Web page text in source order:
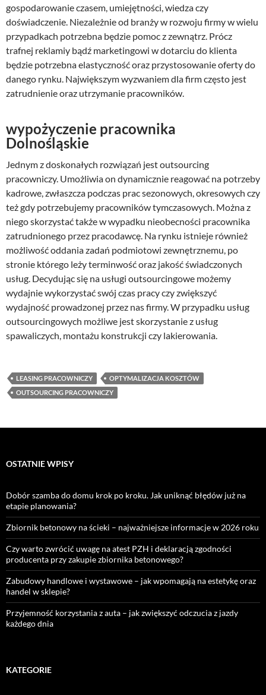
gospodarowanie czasem, umiejętności, wiedza czy
doświadczenie. Niezależnie od branży w rozwoju firmy w wielu
przypadkach potrzebna będzie pomoc z zewnątrz. Prócz
trafnej reklamiy bądź marketingowi w dotarciu do klienta
będzie potrzebna elastyczność oraz przystosowanie oferty do
danego rynku. Największym wyzwaniem dla firm często jest
zatrudnienie oraz utrzymanie pracowników.
wypożyczenie pracownika
Dolnośląskie
Jednym z doskonałych rozwiązań jest outsourcing
pracowniczy. Umożliwia on dynamicznie reagować na potrzeby
kadrowe, zwłaszcza podczas prac sezonowych, okresowych czy
też gdy potrzebujemy pracowników tymczasowych. Można z
niego skorzystać także w wypadku nieobecności pracownika
zatrudnionego przez pracodawcę. Na rynku istnieje również
możliwość oddania zadań podmiotowi zewnętrznemu, po
stronie którego leży terminwość oraz jakość świadczonych
usług. Decydując się na usługi outsourcingowe możemy
wydajnie wykorzystać swój czas pracy czy zwiększyć
wydajność prowadzonej przez nas firmy. W przypadku usług
outsourcingowych możliwe jest skorzystanie z usług
spawaliczych, montażu konstrukcji czy lakierowania.
LEASING PRACOWNICZY
OPTYMALIZACJA KOSZTÓW
OUTSOURCING PRACOWNICZY
OSTATNIE WPISY
Dobór szamba do domu krok po kroku. Jak uniknąć błędów już na
etapie planowania?
Zbiornik betonowy na ścieki – najważniejsze informacje w 2026 roku
Czy warto zwrócić uwagę na atest PZH i deklaracją zgodności
producenta przy zakupie zbiornika betonowego?
Zabudowy handlowe i wystawowe – jak wpomagają na estetykę oraz
handel w sklepie?
Przyjemność korzystania z auta – jak zwiększyć odczucia z jazdy
każdego dnia
KATEGORIE